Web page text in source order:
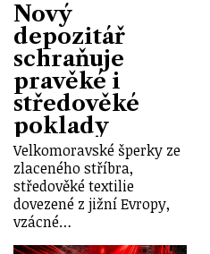
Nový
depozitář
schraňuje
pravěké i
středověké
poklady
Velkomoravské šperky ze
zlaceného stříbra,
středověké textilie
dovezené z jižní Evropy,
vzácné…